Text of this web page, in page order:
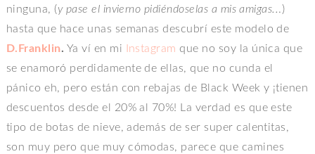
ninguna, (y pase el invierno pidiéndoselas a mis amigas...)
hasta que hace unas semanas descubrí este modelo de
D.Franklin. Ya ví en mi Instagramque no soy la única que
se enamoró perdidamente de ellas, que no cunda el
pánico eh, pero están con rebajas de Black Week y ¡tienen
descuentos desde el 20% al 70%! La verdad es que este
tipo de botas de nieve, además de ser super calentitas,
son muy pero que muy cómodas, parece que camines